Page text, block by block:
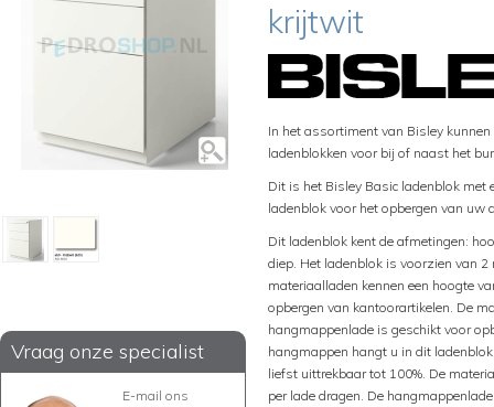
Vraag onze specialist
E-mail ons
krijtwit
In het assortiment van Bisley
ladenblokken voor bij of naast het
Dit is het Bisley Basic ladenblok met
ladenblok voor het opbergen van uw
Dit ladenblok kent de afmetingen:
diep. Het ladenblok is voorzien van
materiaalladen kennen een hoogte
opbergen van kantoorartikelen. De
hangmappenlade is geschikt voor
hangmappen hangt u in dit
liefst uittrekbaar tot 100%. De
per lade dragen. De